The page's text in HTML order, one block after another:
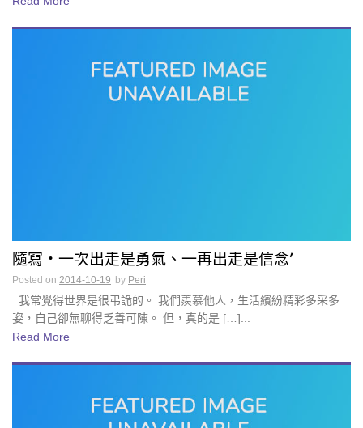
隨寫・一次出走是勇氣、一再出走是信念’
Posted on 2014-10-19 by Peri
我常覺得世界是很弔詭的。 我們羨慕他人，生活繽紛精彩多采多
姿，自己卻無聊得乏善可陳。 但，真的是 […]...
Read More